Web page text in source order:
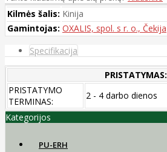
Kilmės šalis: Kinija
Gamintojas: OXALIS, spol. s r. o., Čekija
Specifikacija
PRISTATYMAS:
PRISTATYMO
TERMINAS:
2 - 4 darbo dienos
Kategorijos
PU-ERH